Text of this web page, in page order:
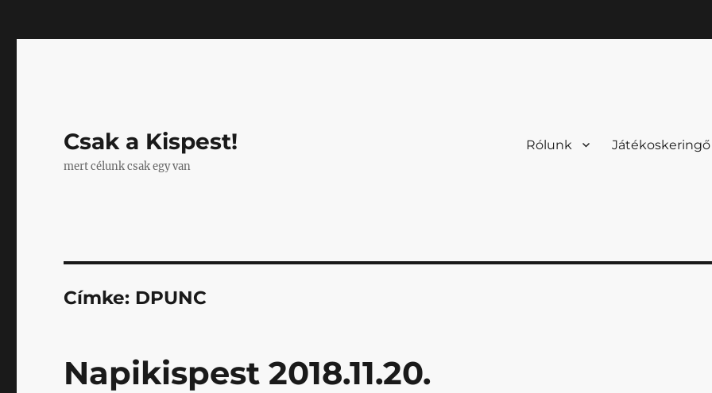
Csak a Kispest!
mert célunk csak egy van
Rólunk Játékoskeringő
Címke: DPUNC
Napikispest 2018.11.20.